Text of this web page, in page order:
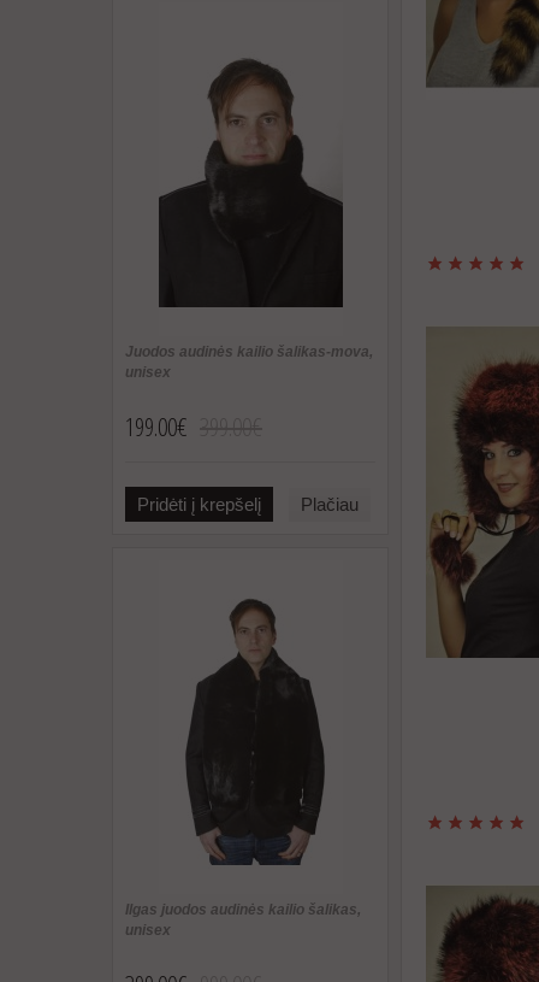
Juodos audinės kailio šalikas-mova,
unisex
199.00€
Pridėti į krepšelį Plačiau
Ilgas juodos audinės kailio šalikas,
unisex